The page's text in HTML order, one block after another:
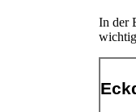
In der